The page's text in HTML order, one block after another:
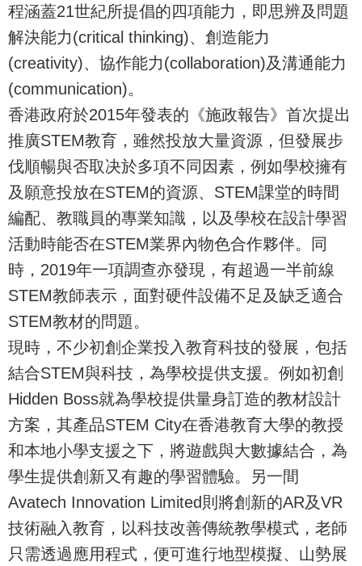
程涵蓋21世紀所提倡的四項能力，即思辨及問題
解決能力(critical thinking)、創造能力
(creativity)、協作能力(collaboration)及溝通能力
(communication)。
香港政府於2015年發表的《施政報告》首次提出
推廣STEM教育，雖然投放大量資源，但發展步
伐順暢與否取决於多項不同因素，例如學校擁有
及願意投放在STEM的資源、STEM課堂的時間
編配、教職員的專業知識，以及學校在設計學習
活動時能否在STEM業界內物色合作夥伴。同
時，2019年一項調查亦發現，有超過一半前線
STEM教師表示，面對硬件設備不足及缺乏適合
STEM教材的問題。
現時，不少初創企業投入教育科技的發展，包括
結合STEM與科技，為學校提供支援。例如初創
Hidden Boss就為學校提供量身訂造的教材設計
方案，其產品STEM City在香港教育大學的教授
和本地小學支援之下，將遊戲與大數據結合，為
學生提供創新又有趣的學習體驗。另一間
Avatech Innovation Limited則將創新的AR及VR
技術融入教育，以科技改善傳統教學模式，老師
只需透過應用程式，便可進行地型模擬、山勢展